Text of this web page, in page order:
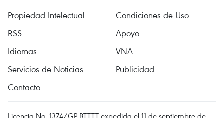
Propiedad Intelectual
Condiciones de Uso
RSS
Apoyo
Idiomas
VNA
Servicios de Noticias
Publicidad
Contacto
Licencia No. 1374/GP-BTTTT expedida el 11 de septiembre de